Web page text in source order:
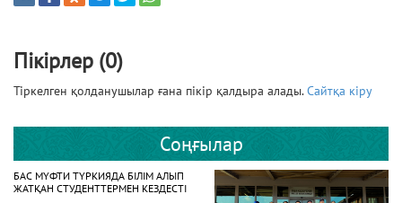
Пікірлер (0)
Тіркелген қолданушылар ғана пікір қалдыра алады.Сайтқа кіру
Соңғылар
БАС МҮФТИ ТҮРКИЯДА БІЛІМ АЛЫП
ЖАТҚАН СТУДЕНТТЕРМЕН КЕЗДЕСТІ